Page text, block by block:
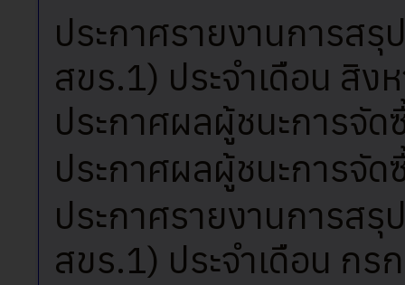
ประกาศรายงานการส
สขร.1) ประจำเดือน สิ
ประกาศผลผู้ชนะการจัด
ประกาศผลผู้ชนะการจัด
ประกาศรายงานการส
สขร.1) ประจำเดือน ก